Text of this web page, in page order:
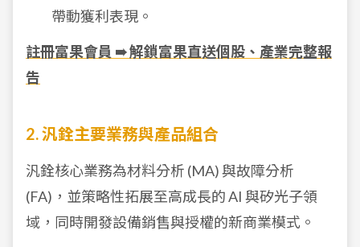
帶動獲利表現。
註冊富果會員 ➠ 解鎖富果直送個股、產業完整報
告
2. 汎銓主要業務與產品組合
汎銓核心業務為材料分析 (MA) 與故障分析
(FA)，並策略性拓展至高成長的 AI 與矽光子領
域，同時開發設備銷售與授權的新商業模式。